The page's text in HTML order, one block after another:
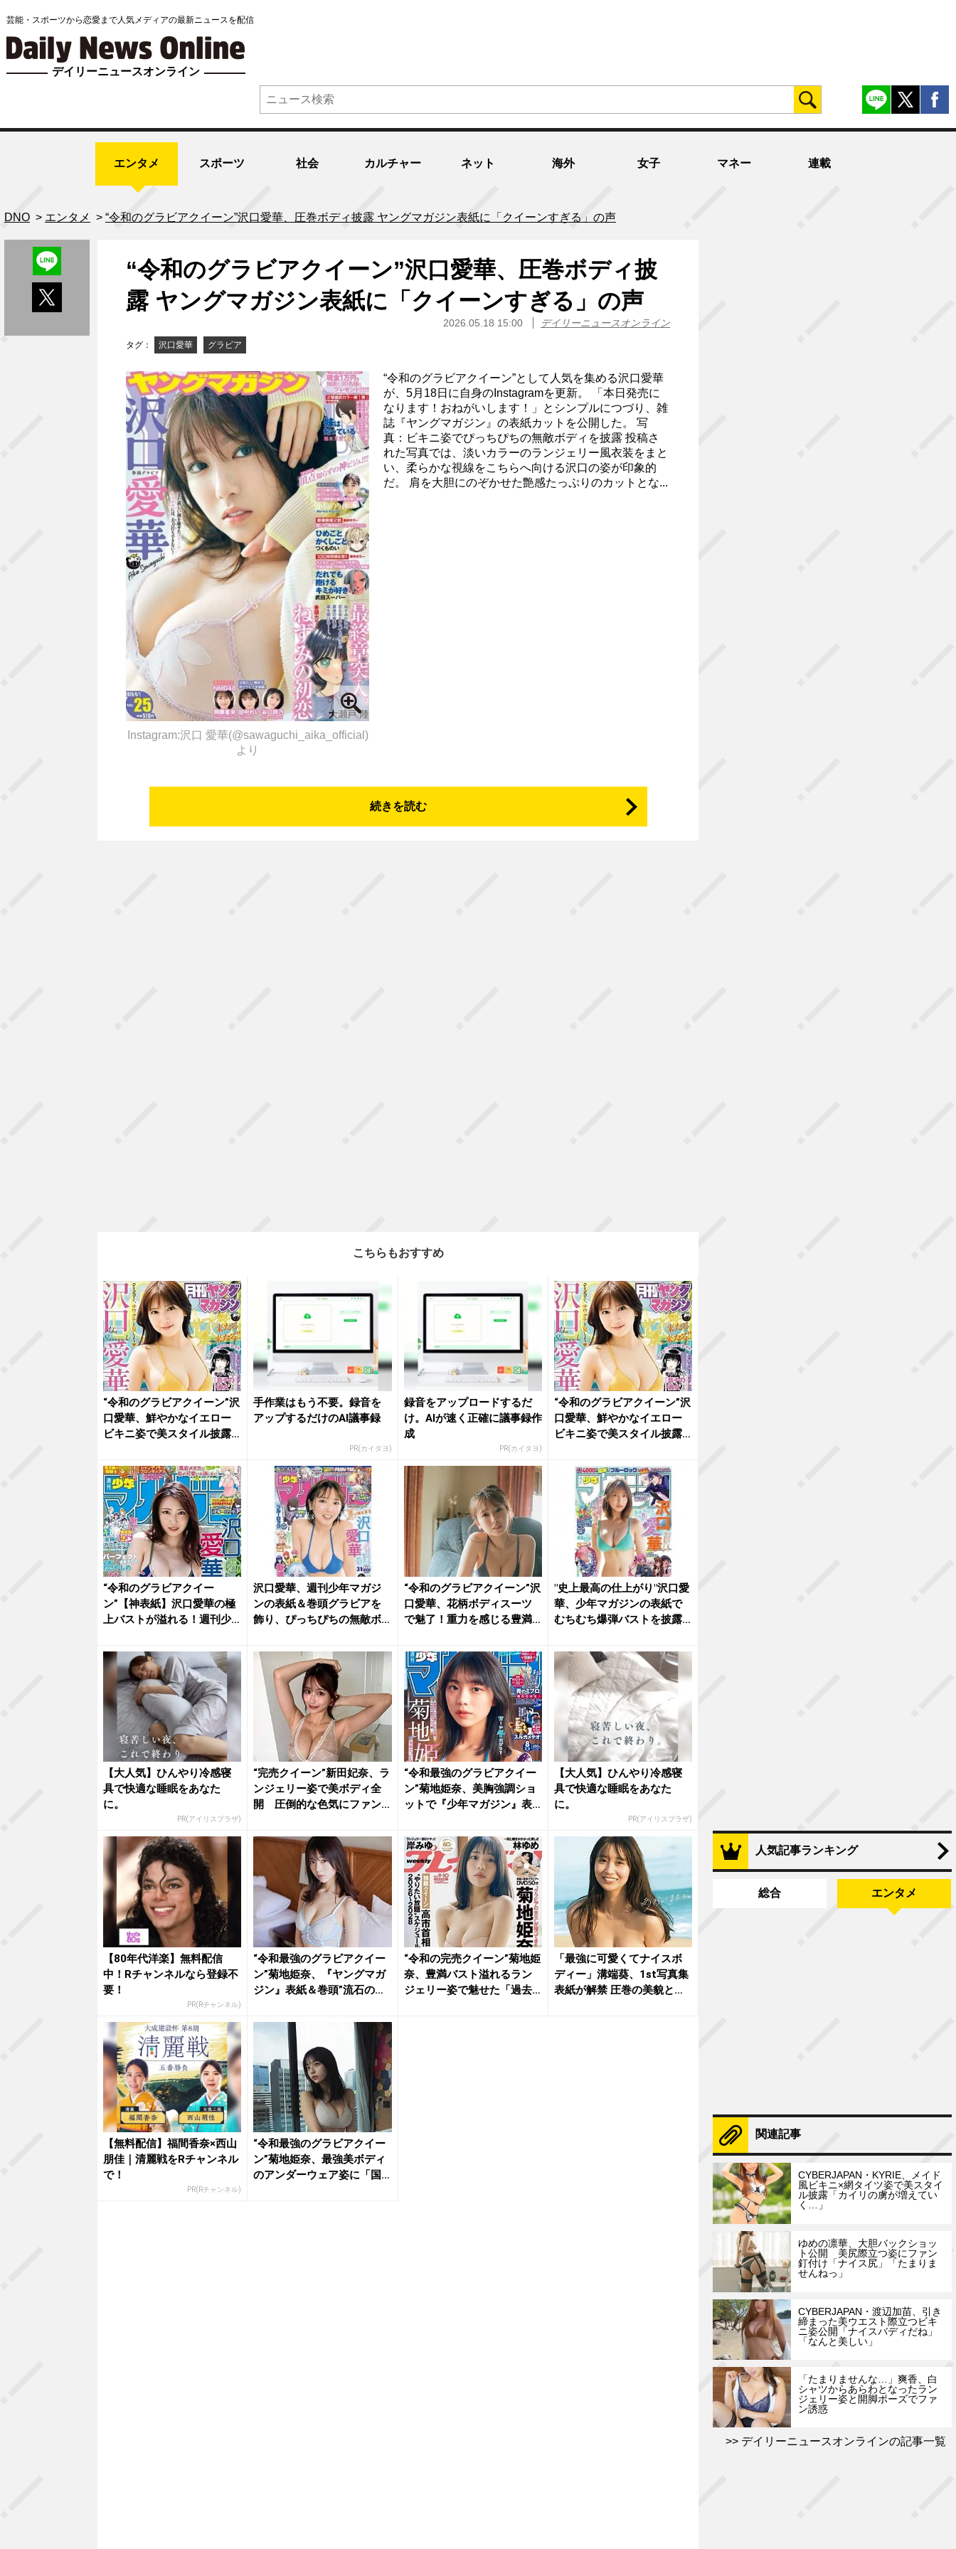
芸能・スポーツから恋愛まで人気メディアの最新ニュースを配信
デイリーニュースオンライン
エンタメ スポーツ 社会 カルチャー ネット 海外 女子 マネー 連載
DNO > エンタメ > “令和のグラビアクイーン”沢口愛華、圧巻ボディ披露 ヤングマガジン表紙に「クイーンすぎる」の声
“令和のグラビアクイーン”沢口愛華、圧巻ボディ披
露 ヤングマガジン表紙に「クイーンすぎる」の声
2026.05.18 15:00 デイリーニュースオンライン
タグ： 沢口愛華 グラビア
Instagram:沢口 愛華(@sawaguchi_aika_official)
より
“令和のグラビアクイーン”として人気を集める沢口愛華
が、5月18日に自身のInstagramを更新。 「本日発売に
なります！おねがいします！」とシンプルにつづり、雑
誌『ヤングマガジン』の表紙カットを公開した。 写
真：ビキニ姿でぴっちぴちの無敵ボディを披露 投稿さ
れた写真では、淡いカラーのランジェリー風衣装をまと
い、柔らかな視線をこちらへ向ける沢口の姿が印象的
だ。 肩を大胆にのぞかせた艶感たっぷりのカットとな...
続きを読む
こちらもおすすめ
“令和のグラビアクイーン”沢
口愛華、鮮やかなイエロー
ビキニ姿で美スタイル披露
手作業はもう不要。録音を
アップするだけのAI議事録
PR(カイタヨ)
録音をアップロードするだ
け。AIが速く正確に議事録作
成
PR(カイタヨ)
“令和のグラビアクイーン”沢
口愛華、鮮やかなイエロー
ビキニ姿で美スタイル披露
“令和のグラビアクイー
ン”【神表紙】沢口愛華の極
上バストが溢れる！週刊少
沢口愛華、週刊少年マガジ
ンの表紙＆巻頭グラビアを
飾り、ぴっちぴちの無敵ボ
“令和のグラビアクイーン”沢
口愛華、花柄ボディスーツ
で魅了！重力を感じる豊満
"史上最高の仕上がり"沢口愛
華、少年マガジンの表紙で
むちむち爆弾バストを披露
【大人気】ひんやり冷感寝
具で快適な睡眠をあなた
に。
PR(アイリスプラザ)
“完売クイーン”新田妃奈、ラ
ンジェリー姿で美ボディ全
開 圧倒的な色気にファン
“令和最強のグラビアクイー
ン”菊地姫奈、美胸強調ショ
ットで『少年マガジン』表
【大人気】ひんやり冷感寝
具で快適な睡眠をあなた
に。
PR(アイリスプラザ)
【80年代洋楽】無料配信
中！Rチャンネルなら登録不
要！
PR(Rチャンネル)
“令和最強のグラビアクイー
ン”菊地姫奈、『ヤングマガ
ジン』表紙＆巻頭”流石のス
“令和の完売クイーン”菊地姫
奈、豊満バスト溢れるラン
ジェリー姿で魅せた「過去
「最強に可愛くてナイスボ
ディー」溝端葵、1st写真集
表紙が解禁 圧巻の美貌とス
【無料配信】福間香奈×西山
朋佳｜清麗戦をRチャンネル
で！
PR(Rチャンネル)
“令和最強のグラビアクイー
ン”菊地姫奈、最強美ボディ
のアンダーウェア姿に「国
人気記事ランキング
総合 エンタメ
関連記事
CYBERJAPAN・KYRIE、メイド
風ビキニ×網タイツ姿で美スタイ
ル披露「カイリの虜が増えてい
く…」
ゆめの凛華、大胆バックショッ
ト公開 美尻際立つ姿にファン
釘付け「ナイス尻」「たまりま
せんねっ」
CYBERJAPAN・渡辺加苗、引き
締まった美ウエスト際立つビキ
ニ姿公開「ナイスバディだね」
「なんと美しい」
「たまりませんな…」爽香、白
シャツからあらわとなったラン
ジェリー姿と開脚ポーズでファ
ン誘惑
デイリーニュースオンラインの記事一覧